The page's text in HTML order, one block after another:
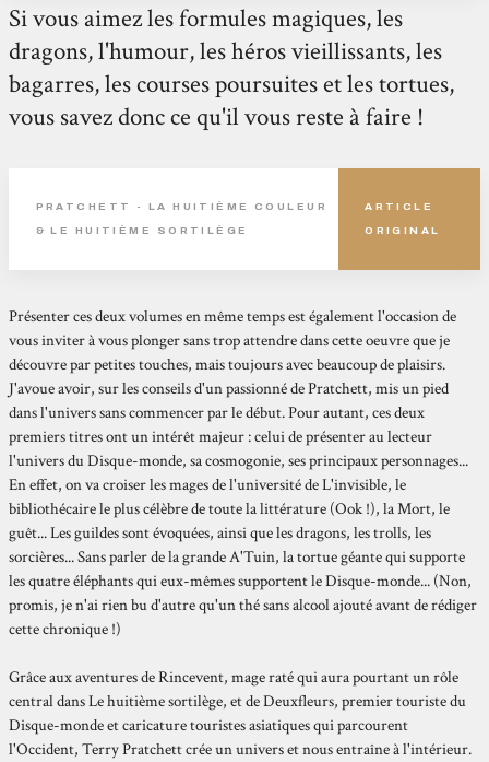
Si vous aimez les formules magiques, les
dragons, l'humour, les héros vieillissants, les
bagarres, les courses poursuites et les tortues,
vous savez donc ce qu'il vous reste à faire !
PRATCHETT - LA HUITIÈME COULEUR
& LE HUITIÈME SORTILÈGE
ARTICLE
ORIGINAL
Présenter ces deux volumes en même temps est également l'occasion de
vous inviter à vous plonger sans trop attendre dans cette oeuvre que je
découvre par petites touches, mais toujours avec beaucoup de plaisirs.
J'avoue avoir, sur les conseils d'un passionné de Pratchett, mis un pied
dans l'univers sans commencer par le début. Pour autant, ces deux
premiers titres ont un intérêt majeur : celui de présenter au lecteur
l'univers du Disque-monde, sa cosmogonie, ses principaux personnages...
En effet, on va croiser les mages de l'université de L'invisible, le
bibliothécaire le plus célèbre de toute la littérature (Ook !), la Mort, le
guêt... Les guildes sont évoquées, ainsi que les dragons, les trolls, les
sorcières... Sans parler de la grande A'Tuin, la tortue géante qui supporte
les quatre éléphants qui eux-mêmes supportent le Disque-monde... (Non,
promis, je n'ai rien bu d'autre qu'un thé sans alcool ajouté avant de rédiger
cette chronique !)
Grâce aux aventures de Rincevent, mage raté qui aura pourtant un rôle
central dans Le huitième sortilège, et de Deuxfleurs, premier touriste du
Disque-monde et caricature touristes asiatiques qui parcourent
l'Occident, Terry Pratchett crée un univers et nous entraîne à l'intérieur.